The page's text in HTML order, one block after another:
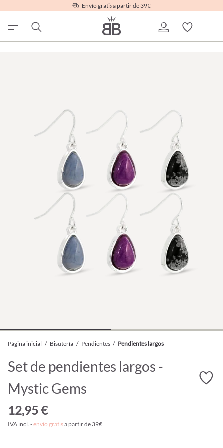
Envío gratis a partir de 39€
Página inicial / Bisutería / Pendientes / Pendientes largos
Set de pendientes largos -
Mystic Gems
12,95 €
IVA incl. -envío gratisa partir de 39€